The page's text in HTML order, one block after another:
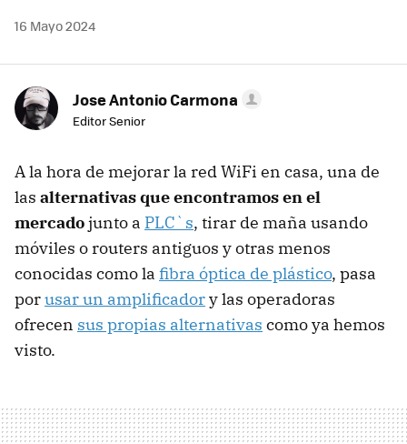
16 Mayo 2024
Jose Antonio Carmona
Editor Senior
A la hora de mejorar la red WiFi en casa, una de
las alternativas que encontramos en el
mercadojunto a PLC`s, tirar de maña usando
móviles o routers antiguos y otras menos
conocidas como la fibra óptica de plástico, pasa
porusar un amplificadory las operadoras
ofrecen sus propias alternativas como ya hemos
visto.